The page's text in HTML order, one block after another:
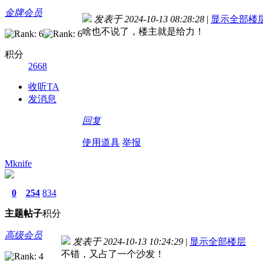
金牌会员
积分
2668
收听TA
发消息
发表于 2024-10-13 08:28:28 | 显示全部楼
啥也不说了，楼主就是给力！
回复
使用道具 举报
Mknife
0
主题
254
帖子
834
积分
高级会员
发表于 2024-10-13 10:24:29 | 显示全部楼层
不错，又占了一个沙发！